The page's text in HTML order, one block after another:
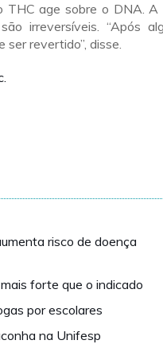
THC age sobre o DNA. A
irreversíveis. “Após
ser revertido”, disse.
risco de doença
forte que o indicado
por escolares
na Unifesp